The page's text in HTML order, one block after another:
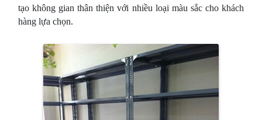
tạo không gian thân thiện với nhiều loại màu sắc cho khách
hàng lựa chọn.